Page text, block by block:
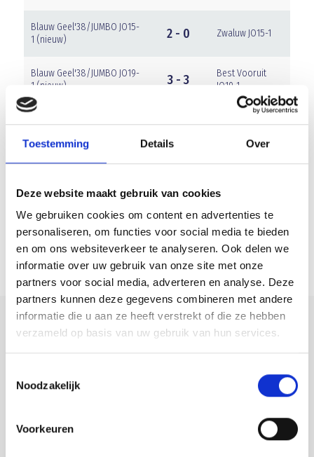
Toestemming Details Over
Deze website maakt gebruik van cookies
We gebruiken cookies om content en advertenties te
personaliseren, om functies voor social media te bieden
en om ons websiteverkeer te analyseren. Ook delen we
informatie over uw gebruik van onze site met onze
partners voor social media, adverteren en analyse. Deze
partners kunnen deze gegevens combineren met andere
informatie die u aan ze heeft verstrekt of die ze hebben
verzameld op basis van uw gebruik van hun services.
Noodzakelijk
Voorkeuren
Blauw Geel'38/JUMBO JO15-
1 (nieuw)
2 - 0 Zwaluw JO15-1
Blauw Geel'38/JUMBO JO19-
1 (nieuw)
3 - 3
Best Vooruit
JO19-1
ACTUELE STANDEN
NIEUWS